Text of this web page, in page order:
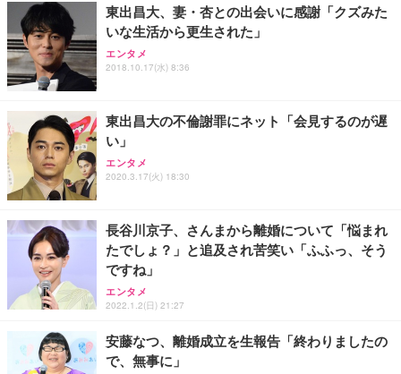
務用 おしゃれ パソコンチェア (ブラック)
Sezlife オフィスチェア デスクチェア 疲れない テレ
ワーク チェア 強化バックレスト 30度ロッキング機
能 人間工学 椅子 腰サポート 90度跳ね上げ式アーム
務用 おしゃれ パソコンチェア (ホワイト)
ANDWINT オフィスチェア デスクチェア 肘なし メ
ッシュ 通気性 ランバーサポート付き 腰サポート ガ
ス圧無段階昇降 360度回転 キャスター付き コンパク
【整備済み品】Dell E2724HS 27インチ 液晶モニタ
ー フルHD（1920×1080）VA 非光沢 HDMI/DisplayP
ort/VGA スピーカー内蔵 高さ調整 スイベル VESA対
【MiniLED/24.5inch/280Hz/FHD】GRAPHT THE S
HOOTER Gaming Monitor 24” Essential ゲーミン
グモニター QD 24.5インチ 1ms FHD 量子ドット 残
Smart Basic(スマートベーシック) 【Amazon.co.jp
限定】 Smart Basic アイリスオーヤマ ペットシーツ
超厚型 お徳用 ワイド 100枚入 (x 1) (ケース販売)
アイリスオーヤマ ペットシーツ 超厚型 お徳用 レギ
ュラー 200枚入【Amazon.co.jp限定】
東出昌大、妻・杏との出会いに感謝「クズみた
いな生活から更生された」
エンタメ
2018.10.17(水) 8:36
東出昌大の不倫謝罪にネット「会見するのが遅
い」
エンタメ
2020.3.17(火) 18:30
長谷川京子、さんまから離婚について「悩まれ
たでしょ？」と追及され苦笑い「ふふっ、そう
ですね」
エンタメ
2022.1.2(日) 21:27
安藤なつ、離婚成立を生報告「終わりましたの
で、無事に」